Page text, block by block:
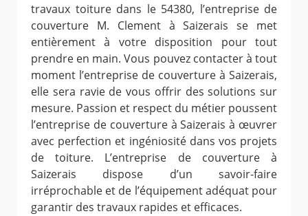
travaux toiture dans le 54380, l’entreprise de
couverture M. Clement à Saizerais se met
entièrement à votre disposition pour tout
prendre en main. Vous pouvez contacter à tout
moment l’entreprise de couverture à Saizerais,
elle sera ravie de vous offrir des solutions sur
mesure. Passion et respect du métier poussent
l’entreprise de couverture à Saizerais à œuvrer
avec perfection et ingéniosité dans vos projets
de toiture. L’entreprise de couverture à
Saizerais dispose d’un savoir-faire
irréprochable et de l’équipement adéquat pour
garantir des travaux rapides et efficaces.